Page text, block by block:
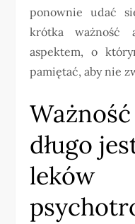
ponownie udać
krótka ważność
aspektem, o
pamiętać, aby nie
długo
leków